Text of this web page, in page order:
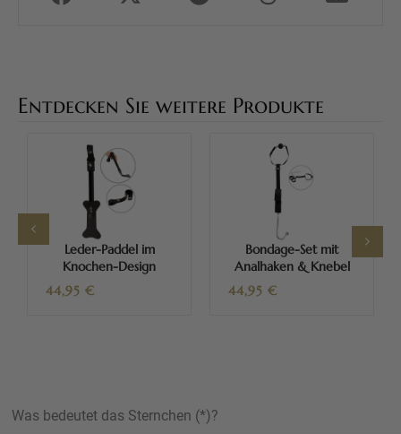
Entdecken Sie weitere Produkte
Leder-Paddel im
Knochen-Design
44,95 €
Bondage-Set mit
Analhaken & Knebel
44,95 €
Was bedeutet das Sternchen (*)?